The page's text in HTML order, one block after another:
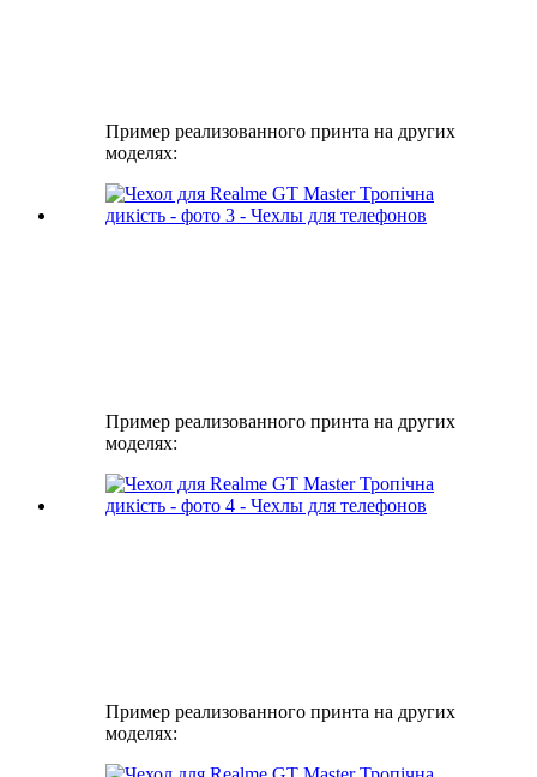
Пример реализованного принта на других
моделях:
Пример реализованного принта на других
моделях:
Пример реализованного принта на других
моделях: